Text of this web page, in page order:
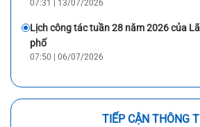
07:31 | 13/07/2026
Lịch công tác tuần 28 năm 2026 của
phố
07:50 | 06/07/2026
TIẾP CẬN THÔNG